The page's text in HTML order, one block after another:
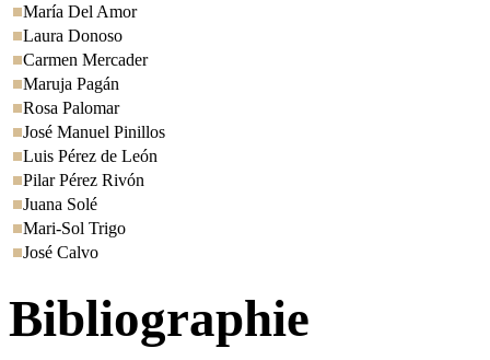
María Del Amor
Laura Donoso
Carmen Mercader
Maruja Pagán
Rosa Palomar
José Manuel Pinillos
Luis Pérez de León
Pilar Pérez Rivón
Juana Solé
Mari-Sol Trigo
José Calvo
Bibliographie